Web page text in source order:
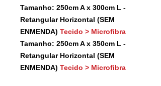
Tamanho: 250cm A x 300cm L -
Retangular Horizontal (SEM
ENMENDA) Tecido > Microfibra
Tamanho: 250cm A x 350cm L -
Retangular Horizontal (SEM
ENMENDA) Tecido > Microfibra